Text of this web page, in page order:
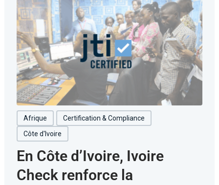
Afrique
Certification & Compliance
Côte d'Ivoire
En Côte d’Ivoire, Ivoire
Check renforce la